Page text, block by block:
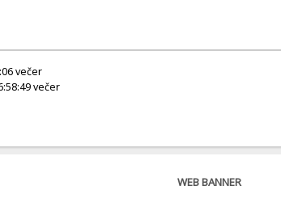
večer
večer
WEB BANNER